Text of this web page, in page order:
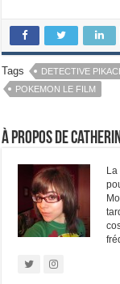
Tags DETECTIVE
POKEMON LE FILM
À propos de
La